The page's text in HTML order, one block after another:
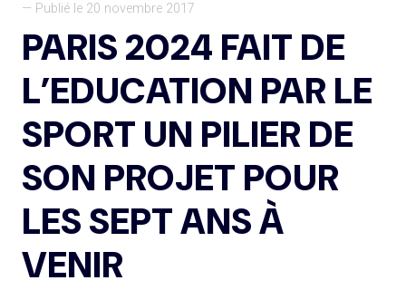
— Publié le 20 novembre 2017
PARIS 2024 FAIT DE
L’EDUCATION PAR LE
SPORT UN PILIER DE
SON PROJET POUR
LES SEPT ANS À
VENIR